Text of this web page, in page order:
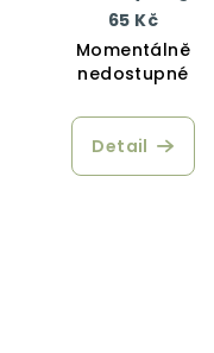
65 Kč
Momentálně
nedostupné
Detail